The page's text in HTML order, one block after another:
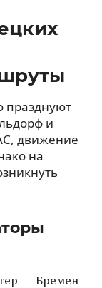
празднуют
и
движение
на
— Бремен